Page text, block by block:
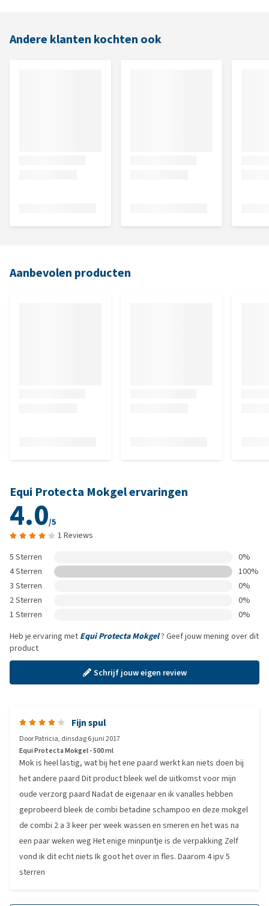
Andere klanten kochten ook
Aanbevolen producten
Equi Protecta Mokgel ervaringen
4.0/5
1 Reviews
5 Sterren
0%
4 Sterren
100%
3 Sterren
0%
2 Sterren
0%
1 Sterren
0%
Heb je ervaring met Equi Protecta Mokgel? Geef jouw mening over dit
product
Schrijf jouw eigen review
Fijn spul
DoorPatricia, dinsdag 6 juni 2017
Equi Protecta Mokgel - 500 ml
Mok is heel lastig, wat bij het ene paard werkt kan niets doen bij
het andere paard Dit product bleek wel de uitkomst voor mijn
oude verzorg paard Nadat de eigenaar en ik vanalles hebben
geprobeerd bleek de combi betadine schampoo en deze mokgel
de combi 2 a 3 keer per week wassen en smeren en het was na
een paar weken weg Het enige minpuntje is de verpakking Zelf
vond ik dit echt niets Ik goot het over in fles. Daarom 4 ipv 5
sterren